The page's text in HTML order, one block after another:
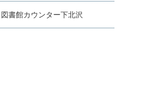
図書館カウンター下北沢